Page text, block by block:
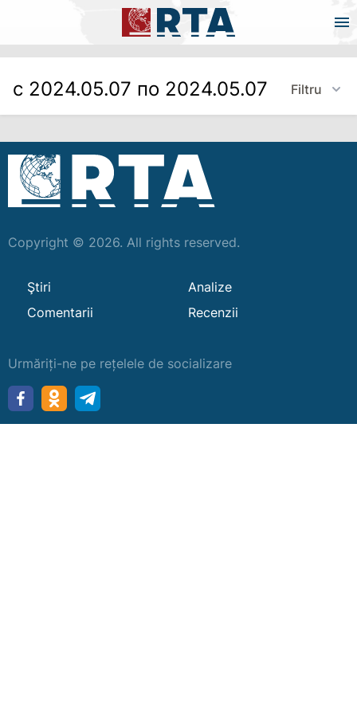
с 2024.05.07 по 2024.05.07 Filtru
Copyright © 2026. All rights reserved.
Ştiri
Analize
Comentarii
Recenzii
Urmăriți-ne pe rețelele de socializare